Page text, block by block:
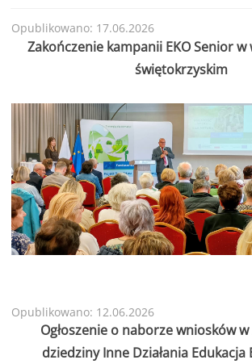
Opublikowano: 17.06.2026
Zakończenie kampanii EKO Senior
świętokrzyskim
Opublikowano: 12.06.2026
Ogłoszenie o naborze wniosków
dziedziny Inne Działania Edukacja